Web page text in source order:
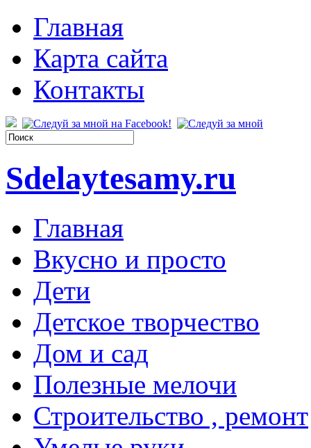
Главная
Карта сайта
Контакты
Sdelaytesamy.ru
Главная
Вкусно и просто
Дети
Детское творчество
Дом и сад
Полезные мелочи
Строительство , ремонт